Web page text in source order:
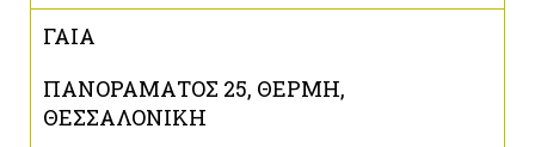
ΓΑΙΑ
ΠΑΝΟΡΑΜΑΤΟΣ 25, ΘΕΡΜΗ,
ΘΕΣΣΑΛΟΝΙΚΗ